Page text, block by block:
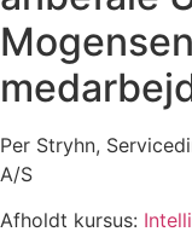
Per Stryhn,
A/S
Afholdt kursus: